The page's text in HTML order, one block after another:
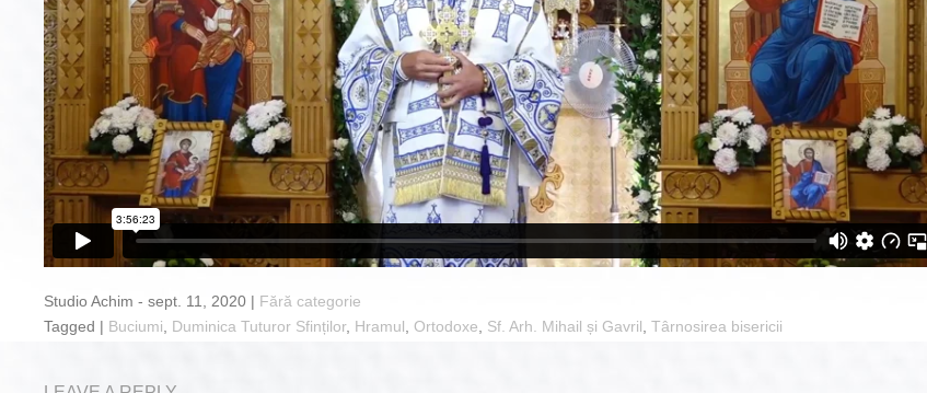
Studio Achim - sept. 11, 2020 | Fără categorie
Tagged | Buciumi Duminica Tuturor Sfinților, Hramul Ortodoxe Sf. Arh. Mihail și Gavril Târnosirea bisericii